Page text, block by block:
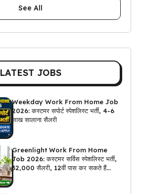
See All
LATEST JOBS
Weekday Work From Home Job
2026: कस्टमर सपोर्ट स्पेशलिस्ट भर्ती, 4-6
लाख सालाना सैलरी
Greenlight Work From Home
Job 2026: कस्टमर सर्विस स्पेशलिस्ट भर्ती,
₹32,000 सैलरी, 12वीं पास कर सकते हैं